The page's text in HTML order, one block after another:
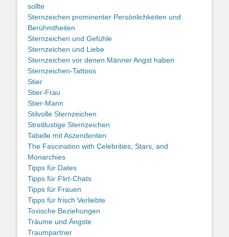
sollte
Sternzeichen prominenter Persönlichkeiten und
Berühmtheiten
Sternzeichen und Gefühle
Sternzeichen und Liebe
Sternzeichen vor denen Männer Angst haben
Sternzeichen-Tattoos
Stier
Stier-Frau
Stier-Mann
Stilvolle Sternzeichen
Streitlustige Sternzeichen
Tabelle mit Aszendenten
The Fascination with Celebrities, Stars, and
Monarchies
Tipps für Dates
Tipps für Flirt-Chats
Tipps für Frauen
Tipps für frisch Verliebte
Toxische Beziehungen
Träume und Ängste
Traumpartner